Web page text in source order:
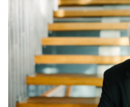
Hagen og Derya C. Inan
denne uken. Foruten
viktige samtaler med både
nye finansbyråd.